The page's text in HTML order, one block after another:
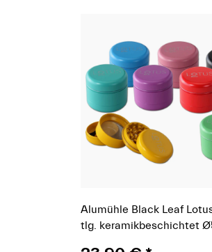
Alumühle Black Leaf
tlg. keramikbeschichtet